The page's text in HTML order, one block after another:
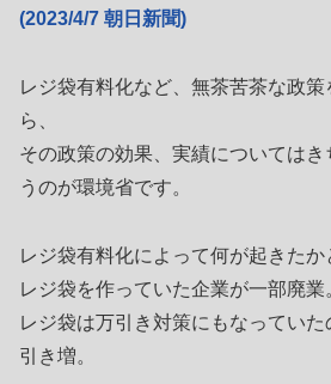
(2023/4/7 朝日新聞)
レジ袋有料化など、無茶苦茶な政
ら、
その政策の効果、実績については
うのが環境省です。
レジ袋有料化によって何が起きたか
レジ袋を作っていた企業が一部廃業
レジ袋は万引き対策にもなってい
引き増。